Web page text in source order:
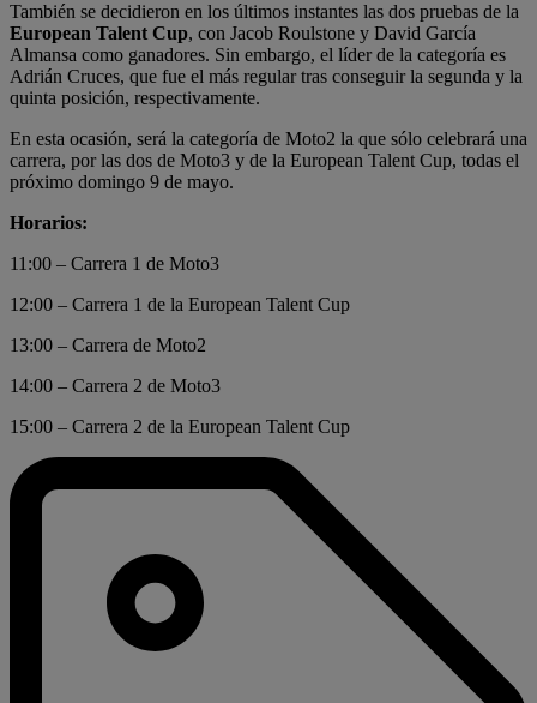
También se decidieron en los últimos instantes las dos pruebas de la
European Talent Cup, con Jacob Roulstone y David García
Almansa como ganadores. Sin embargo, el líder de la categoría es
Adrián Cruces, que fue el más regular tras conseguir la segunda y la
quinta posición, respectivamente.
En esta ocasión, será la categoría de Moto2 la que sólo celebrará una
carrera, por las dos de Moto3 y de la European Talent Cup, todas el
próximo domingo 9 de mayo.
Horarios:
11:00 – Carrera 1 de Moto3
12:00 – Carrera 1 de la European Talent Cup
13:00 – Carrera de Moto2
14:00 – Carrera 2 de Moto3
15:00 – Carrera 2 de la European Talent Cup